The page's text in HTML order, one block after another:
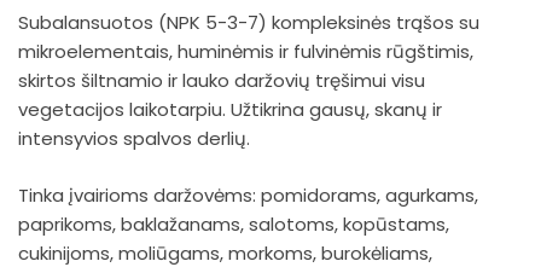
Subalansuotos (NPK 5-3-7) kompleksinės trąšos su
mikroelementais, huminėmis ir fulvinėmis rūgštimis,
skirtos šiltnamio ir lauko daržovių tręšimui visu
vegetacijos laikotarpiu. Užtikrina gausų, skanų ir
intensyvios spalvos derlių.
Tinka įvairioms daržovėms: pomidorams, agurkams,
paprikoms, baklažanams, salotoms, kopūstams,
cukinijoms, moliūgams, morkoms, burokėliams,